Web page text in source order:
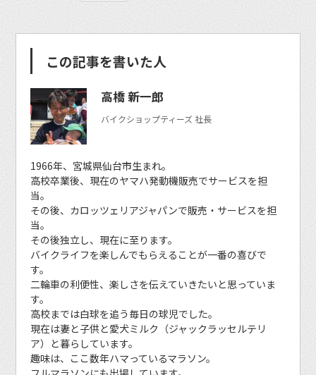
この記事を書いた人
高橋 新一郎
バイクショップティーズ 社長
1966年、宮城県仙台市生まれ。
高校卒業後、現在のヤマハ発動機販売でサービスを担
当。
その後、カロッツェリアジャパンで販売・サービスを担
当。
その後独立し、現在に至ります。
バイクライフを楽しんでもらえることが一番の喜びで
す。
二輪車の利便性、楽しさを伝えていきたいと思っていま
す。
高校までは白球を追う毎日の球児でした。
現在は妻と子供と愛犬ミルク（ジャックラッセルテリ
ア）と暮らしています。
趣味は、ここ数年ハマっているマラソン。